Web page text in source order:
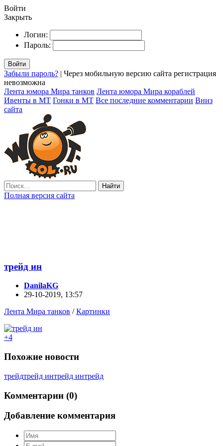
Войти
Закрыть
Логин:
Пароль:
Войти
Забыли пароль? | Через мобильную версию сайта регистрация
невозможна
Лента юмора Мира танков Лента юмора Мира кораблей
Ивенты в МТ Гонки в МТ Все последние комментарии Вниз
сайта
Найти
Полная версия сайта
трейд ин
DanilaKG
29-10-2019, 13:57
Лента Мира танков /Картинки
+4
Похожие новости
трейдтрейд интрейд интрейд
Комментарии (0)
Добавление комментария